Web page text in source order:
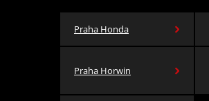
Praha Honda
Praha Horwin